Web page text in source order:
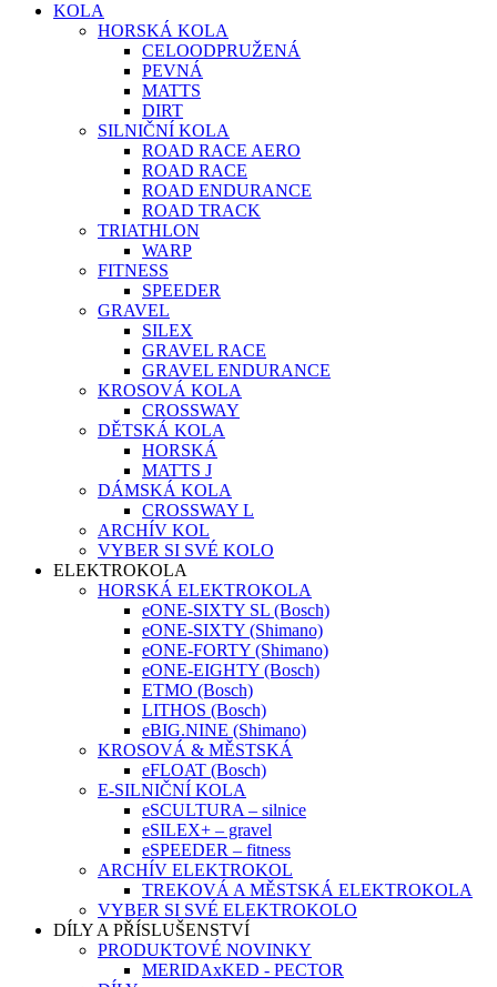
KOLA
HORSKÁ KOLA
CELOODPRUŽENÁ
PEVNÁ
MATTS
DIRT
SILNIČNÍ KOLA
ROAD RACE AERO
ROAD RACE
ROAD ENDURANCE
ROAD TRACK
TRIATHLON
WARP
FITNESS
SPEEDER
GRAVEL
SILEX
GRAVEL RACE
GRAVEL ENDURANCE
KROSOVÁ KOLA
CROSSWAY
DĚTSKÁ KOLA
HORSKÁ
MATTS J
DÁMSKÁ KOLA
CROSSWAY L
ARCHÍV KOL
VYBER SI SVÉ KOLO
ELEKTROKOLA
HORSKÁ ELEKTROKOLA
eONE-SIXTY SL (Bosch)
eONE-SIXTY (Shimano)
eONE-FORTY (Shimano)
eONE-EIGHTY (Bosch)
ETMO (Bosch)
LITHOS (Bosch)
eBIG.NINE (Shimano)
KROSOVÁ & MĚSTSKÁ
eFLOAT (Bosch)
E-SILNIČNÍ KOLA
eSCULTURA – silnice
eSILEX+ – gravel
eSPEEDER – fitness
ARCHÍV ELEKTROKOL
TREKOVÁ A MĚSTSKÁ ELEKTROKOLA
VYBER SI SVÉ ELEKTROKOLO
DÍLY A PŘÍSLUŠENSTVÍ
PRODUKTOVÉ NOVINKY
MERIDAxKED - PECTOR